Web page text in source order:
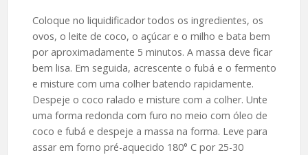
Coloque no liquidificador todos os ingredientes, os
ovos, o leite de coco, o açúcar e o milho e bata bem
por aproximadamente 5 minutos. A massa deve ficar
bem lisa. Em seguida, acrescente o fubá e o fermento
e misture com uma colher batendo rapidamente.
Despeje o coco ralado e misture com a colher. Unte
uma forma redonda com furo no meio com óleo de
coco e fubá e despeje a massa na forma. Leve para
assar em forno pré-aquecido 180° C por 25-30